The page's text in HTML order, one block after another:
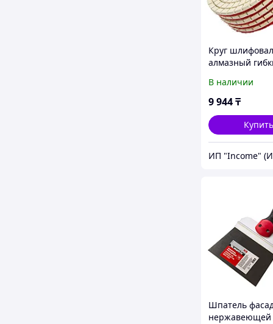
Круг
алмазный
P400, мокрое
шлифование, 5
В наличии
9 944₸
Купить
ИП "Income"
Шпатель
нержавеющей